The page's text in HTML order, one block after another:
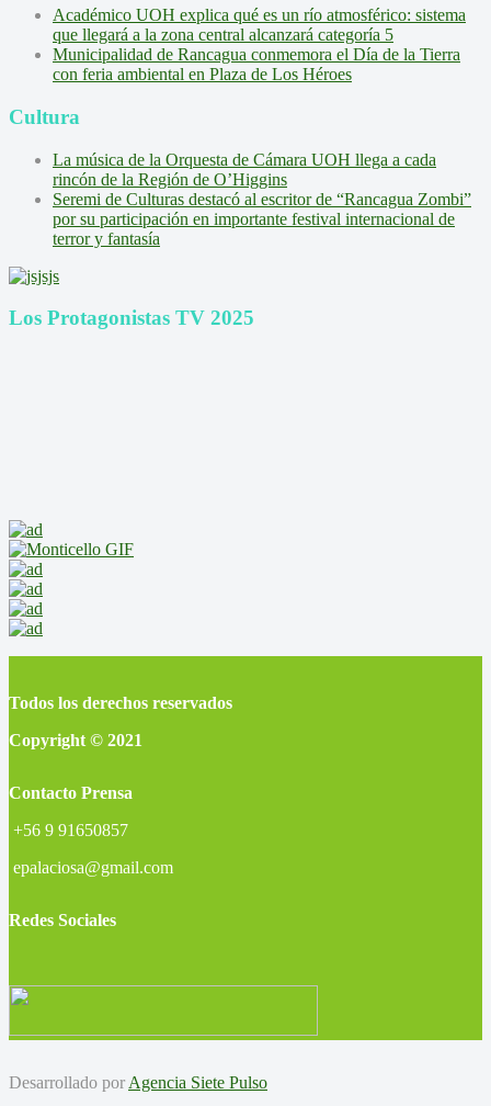
Académico UOH explica qué es un río atmosférico: sistema
que llegará a la zona central alcanzará categoría 5
Municipalidad de Rancagua conmemora el Día de la Tierra
con feria ambiental en Plaza de Los Héroes
Cultura
La música de la Orquesta de Cámara UOH llega a cada
rincón de la Región de O’Higgins
Seremi de Culturas destacó al escritor de “Rancagua Zombi”
por su participación en importante festival internacional de
terror y fantasía
Los Protagonistas TV 2025
Todos los derechos reservados
Copyright © 2021
Contacto Prensa
+56 9 91650857
epalaciosa@gmail.com
Redes Sociales
Desarrollado por Agencia Siete Pulso